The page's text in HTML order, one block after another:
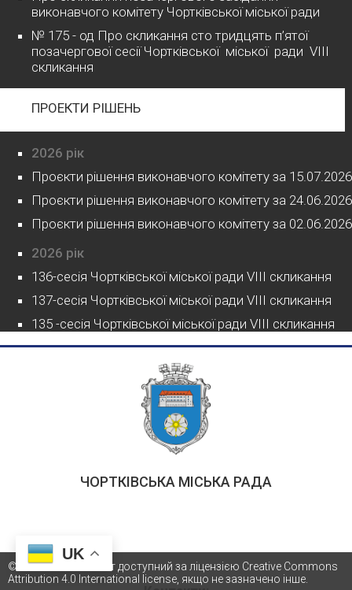
виконавчого комітету Чортківської міської ради
№ 175 - од Про скликання сто тридцять п’ятої
позачергової сесії Чортківської міської ради VІІІ
скликання
ПРОЕКТИ РІШЕНЬ
2026 рік
Проєкти рішення виконавчого комітету за 15.07.2026
Проєкти рішення виконавчого комітету за 24.06.2026
Проєкти рішення виконавчого комітету за 02.06.2026
2026 рік
136-сесія Чортківської міської ради VIII скликання
137-сесія Чортківської міської ради VIII скликання
135 -сесія Чортківської міської ради VIII скликання
ЧОРТКІВСЬКА МІСЬКА РАДА
© 2021 Весь контент доступний за ліцензією Creative Commons
Attribution 4.0 International license, якщо не зазначено інше.
UK